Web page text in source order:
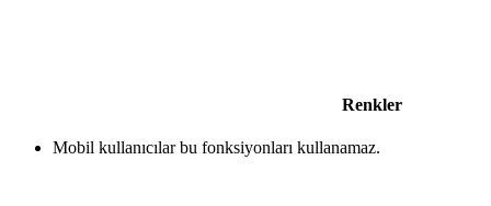
Renkler
Mobil kullanıcılar bu fonksiyonları kullanamaz.